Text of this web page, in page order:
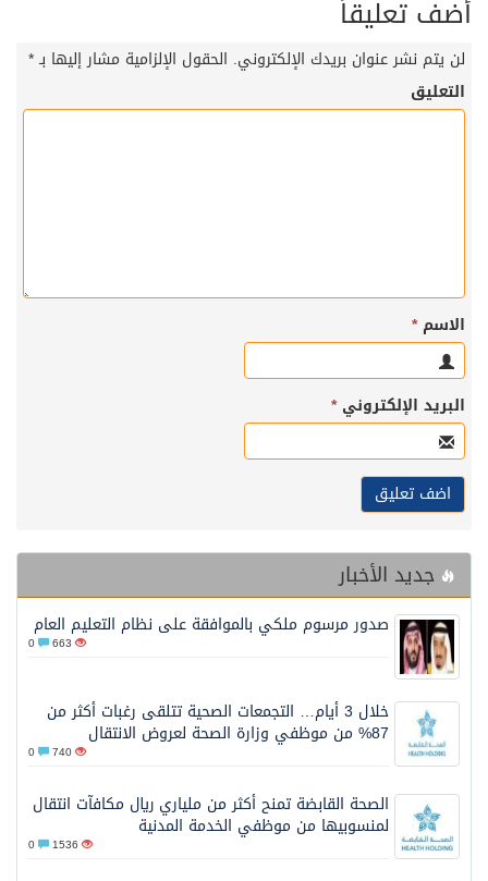
أضف تعليقاً
لن يتم نشر عنوان بريدك الإلكتروني. الحقول الإلزامية مشار إليها بـ*
التعليق
الاسم*
البريد الإلكتروني*
جديد الأخبار
صدور مرسوم ملكي بالموافقة على نظام التعليم العام
663
خلال 3 أيام… التجمعات الصحية تتلقى رغبات أكثر من
87% من موظفي وزارة الصحة لعروض الانتقال
740
الصحة القابضة تمنح أكثر من ملياري ريال مكافآت انتقال
لمنسوبيها من موظفي الخدمة المدنية
1536